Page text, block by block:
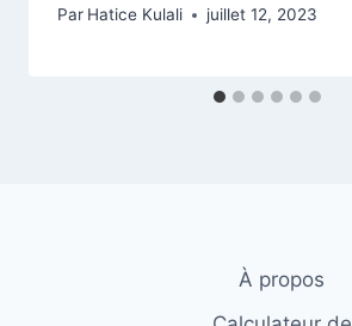
Par Hatice Kulali juillet 12, 2023
À propos